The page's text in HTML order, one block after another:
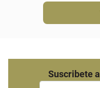
Suscribete